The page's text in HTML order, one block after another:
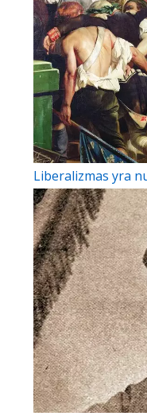
Liberalizmas yra